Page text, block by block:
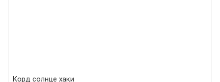
Корд солнце хаки